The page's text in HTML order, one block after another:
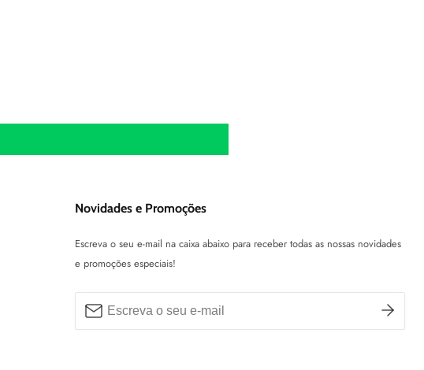
Novidades e Promoções
Escreva o seu e-mail na caixa abaixo para receber todas as nossas novidades
e promoções especiais!